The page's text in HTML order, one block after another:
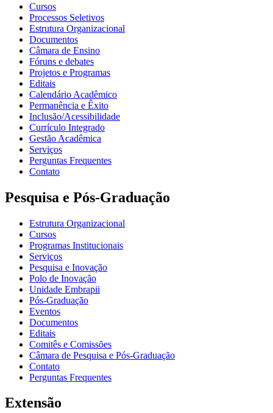
Cursos
Processos Seletivos
Estrutura Organizacional
Documentos
Câmara de Ensino
Fóruns e debates
Projetos e Programas
Editais
Calendário Acadêmico
Permanência e Êxito
Inclusão/Acessibilidade
Currículo Integrado
Gestão Acadêmica
Serviços
Perguntas Frequentes
Contato
Pesquisa e Pós-Graduação
Estrutura Organizacional
Cursos
Programas Institucionais
Serviços
Pesquisa e Inovação
Polo de Inovação
Unidade Embrapii
Pós-Graduação
Eventos
Documentos
Editais
Comitês e Comissões
Câmara de Pesquisa e Pós-Graduação
Contato
Perguntas Frequentes
Extensão